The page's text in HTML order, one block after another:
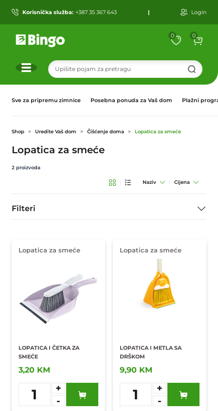
Korisnička služba: +387 35 367 643 | Login
0 0
Sve za pripremu zimnice Posebna ponuda za Vaš dom Plažni
Shop Uredite Vaš dom Čišćenje doma Lopatica za smeće
Lopatica za smeće
2 proizvoda
| Naziv | Cijena
Filteri
Lopatica za smeće
LOPATICA I ČETKA ZA
SMEĆE
3,20 KM
1
+
-
Dodaj u
omiljene
Lopatica za smeće
LOPATICA I METLA SA
DRŠKOM
9,90 KM
1
+
-
Dodaj u
omiljene